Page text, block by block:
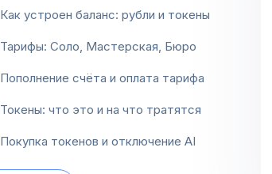
Как устроен баланс: рубли и токены
Тарифы: Соло, Мастерская, Бюро
Пополнение счёта и оплата тарифа
Токены: что это и на что тратятся
Покупка токенов и отключение AI